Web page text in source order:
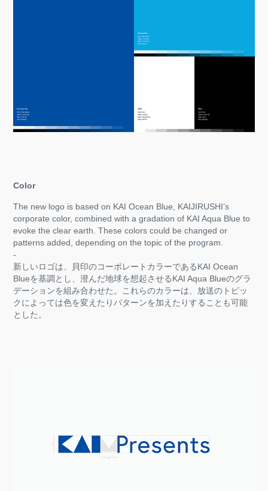
Color
The new logo is based on KAI Ocean Blue, KAIJIRUSHI’s
corporate color, combined with a gradation of KAI Aqua Blue to
evoke the clear earth. These colors could be changed or
patterns added, depending on the topic of the program.
-​​​​​​​
新しいロゴは、貝印のコーポレートカラーであるKAI Ocean
Blueを基調とし、澄んだ地球を想起させるKAI Aqua Blueのグラ
デーションを組み合わせた。これらのカラーは、放送のトピッ
クによっては色を変えたりパターンを加えたりすることも可能
とした。